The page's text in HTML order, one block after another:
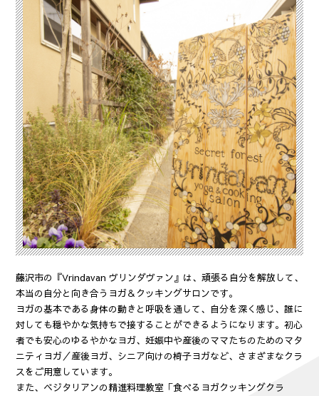
藤沢市の『Vrindavan ヴリンダヴァン』は、頑張る自分を解放して、
本当の自分と向き合うヨガ＆クッキングサロンです。
ヨガの基本である身体の動きと呼吸を通して、自分を深く感じ、誰に
対しても穏やかな気持ちで接することができるようになります。初心
者でも安心のゆるやかなヨガ、妊娠中や産後のママたちのためのマタ
ニティヨガ／産後ヨガ、シニア向けの椅子ヨガなど、さまざまなクラ
スをご用意しています。
また、ベジタリアンの精進料理教室「食べるヨガクッキングクラ